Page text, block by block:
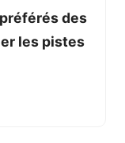
des
les pistes